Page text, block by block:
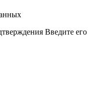
Введите его